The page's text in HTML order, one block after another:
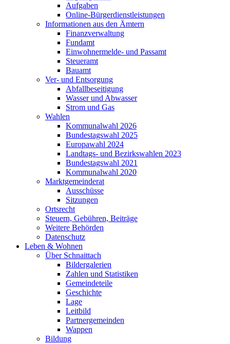
Aufgaben
Online-Bürgerdienstleistungen
Informationen aus den Ämtern
Finanzverwaltung
Fundamt
Einwohnermelde- und Passamt
Steueramt
Bauamt
Ver- und Entsorgung
Abfallbeseitigung
Wasser und Abwasser
Strom und Gas
Wahlen
Kommunalwahl 2026
Bundestagswahl 2025
Europawahl 2024
Landtags- und Bezirkswahlen 2023
Bundestagswahl 2021
Kommunalwahl 2020
Marktgemeinderat
Ausschüsse
Sitzungen
Ortsrecht
Steuern, Gebühren, Beiträge
Weitere Behörden
Datenschutz
Leben & Wohnen
Über Schnaittach
Bildergalerien
Zahlen und Statistiken
Gemeindeteile
Geschichte
Lage
Leitbild
Partnergemeinden
Wappen
Bildung